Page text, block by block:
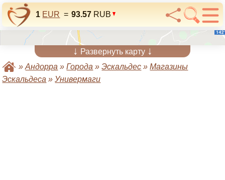
1 EUR = 93.57 RUB
↓ Развернуть карту ↓
»Андорра »Города »Эскальдес »Магазины
Эскальдеса »Универмаги